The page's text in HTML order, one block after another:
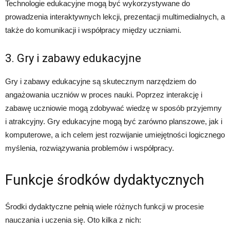
Technologie edukacyjne mogą być wykorzystywane do
prowadzenia interaktywnych lekcji, prezentacji multimedialnych, a
także do komunikacji i współpracy między uczniami.
3. Gry i zabawy edukacyjne
Gry i zabawy edukacyjne są skutecznym narzędziem do
angażowania uczniów w proces nauki. Poprzez interakcję i
zabawę uczniowie mogą zdobywać wiedzę w sposób przyjemny
i atrakcyjny. Gry edukacyjne mogą być zarówno planszowe, jak i
komputerowe, a ich celem jest rozwijanie umiejętności logicznego
myślenia, rozwiązywania problemów i współpracy.
Funkcje środków dydaktycznych
Środki dydaktyczne pełnią wiele różnych funkcji w procesie
nauczania i uczenia się. Oto kilka z nich: